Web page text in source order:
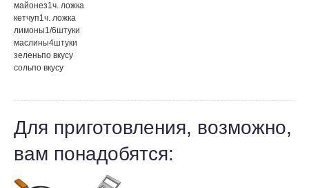
майонез1ч. ложка
кетчуп1ч. ложка
лимоны1/6штуки
маслины4штуки
зеленьпо вкусу
сольпо вкусу
Для приготовления, возможно,
вам понадобятся: